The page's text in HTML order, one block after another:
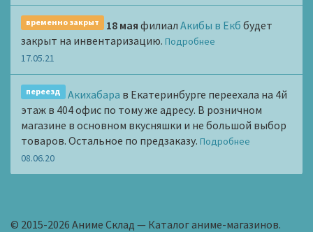
временно закрыт 18 мая филиалАкибы в Екб будет
закрыт на инвентаризацию. Подробнее
17.05.21
переезд Акихабара в Екатеринбурге переехала на 4й
этаж в 404 офис по тому же адресу. В розничном
магазине в основном вкусняшки и не большой выбор
товаров. Остальное по предзаказу. Подробнее
08.06.20
© 2015-2026 Аниме Склад — Каталог аниме-магазинов.